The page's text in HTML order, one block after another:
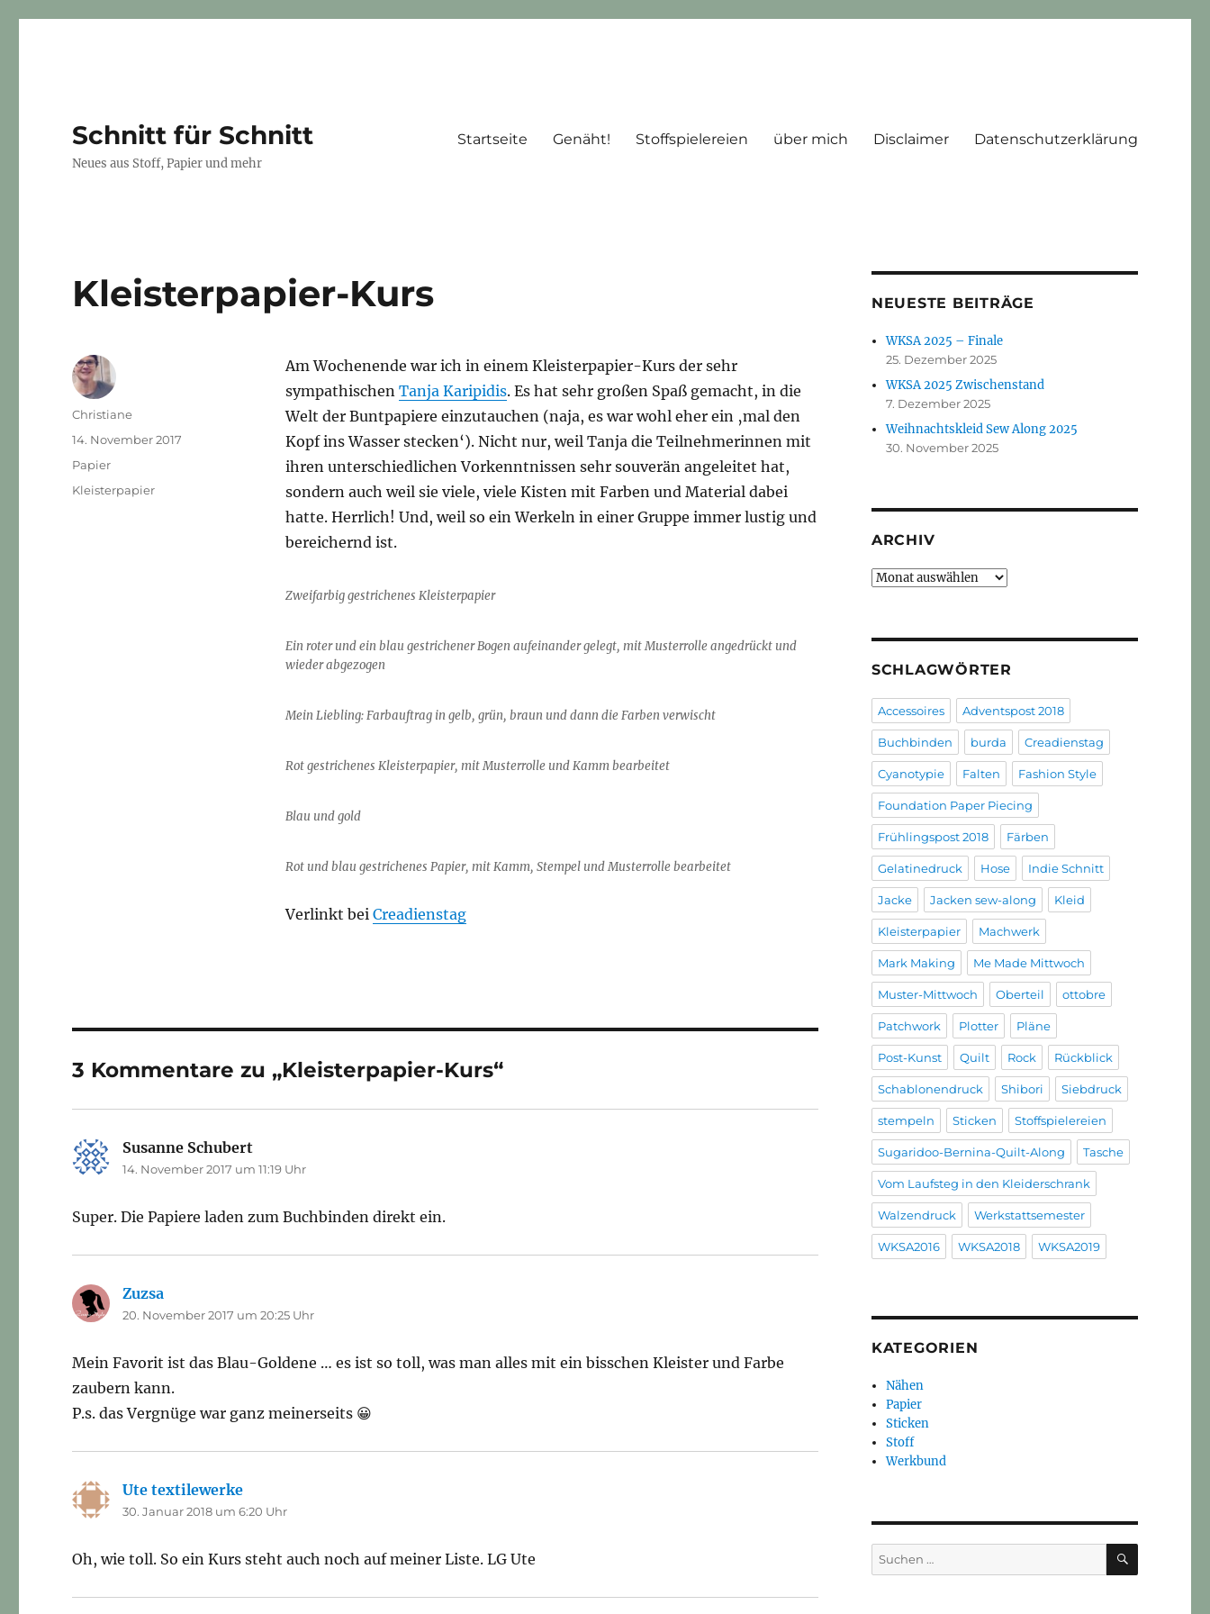
Schnitt für Schnitt
Neues aus Stoff, Papier und mehr
Startseite Genäht! Stoffspielereien über mich Disclaimer Datenschutzerklärung
Kleisterpapier-Kurs
Am Wochenende war ich in einem Kleisterpapier-Kurs der sehr
sympathischen Tanja Karipidis. Es hat sehr großen Spaß gemacht, in die
Welt der Buntpapiere einzutauchen (naja, es war wohl eher ein ‚mal den
Kopf ins Wasser stecken‘). Nicht nur, weil Tanja die Teilnehmerinnen mit
ihren unterschiedlichen Vorkenntnissen sehr souverän angeleitet hat,
sondern auch weil sie viele, viele Kisten mit Farben und Material dabei
hatte. Herrlich! Und, weil so ein Werkeln in einer Gruppe immer lustig und
bereichernd ist.
Zweifarbig gestrichenes Kleisterpapier
Ein roter und ein blau gestrichener Bogen aufeinander gelegt, mit Musterrolle angedrückt und
wieder abgezogen
Mein Liebling: Farbauftrag in gelb, grün, braun und dann die Farben verwischt
Rot gestrichenes Kleisterpapier, mit Musterrolle und Kamm bearbeitet
Blau und gold
Rot und blau gestrichenes Papier, mit Kamm, Stempel und Musterrolle bearbeitet
Verlinkt bei Creadienstag
Autor
Christiane
Veröffentlicht
14. November 2017
Kategorien
Papier
Schlagwörter
Kleisterpapier
3 Kommentare zu „Kleisterpapier-Kurs“
Susanne Schubert
14. November 2017 um 11:19 Uhr
Super. Die Papiere laden zum Buchbinden direkt ein.
Zuzsa
20. November 2017 um 20:25 Uhr
Mein Favorit ist das Blau-Goldene … es ist so toll, was man alles mit ein bisschen Kleister und Farbe
zaubern kann.
P.s. das Vergnüge war ganz meinerseits 😀
Ute textilewerke
30. Januar 2018 um 6:20 Uhr
Oh, wie toll. So ein Kurs steht auch noch auf meiner Liste. LG Ute
NEUESTE BEITRÄGE
WKSA 2025 – Finale
25. Dezember 2025
WKSA 2025 Zwischenstand
7. Dezember 2025
Weihnachtskleid Sew Along 2025
30. November 2025
ARCHIV
Archiv
SCHLAGWÖRTER
Accessoires Adventspost 2018
Buchbinden burda Creadienstag
Cyanotypie Falten Fashion Style
Foundation Paper Piecing
Frühlingspost 2018 Färben
Gelatinedruck Hose Indie Schnitt
Jacke Jacken sew-along Kleid
Kleisterpapier Machwerk
Mark Making Me Made Mittwoch
Muster-Mittwoch Oberteil ottobre
Patchwork Plotter Pläne
Post-Kunst Quilt Rock Rückblick
Schablonendruck Shibori Siebdruck
stempeln Sticken Stoffspielereien
Sugaridoo-Bernina-Quilt-Along Tasche
Vom Laufsteg in den Kleiderschrank
Walzendruck Werkstattsemester
WKSA2016 WKSA2018 WKSA2019
KATEGORIEN
Nähen
Papier
Sticken
Stoff
Werkbund
Suchen
nach:
SUCHEN